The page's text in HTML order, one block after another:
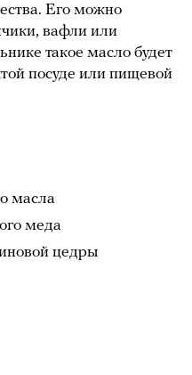
Его можно
вафли или
такое масло будет
посуде или пищевой
масла
меда
цедры